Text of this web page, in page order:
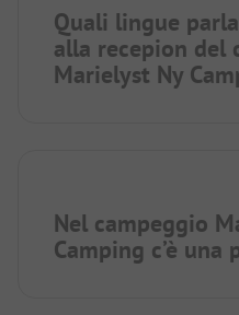
Quali lingue
alla recepion del
Marielyst Ny
Nel campeggio
Camping c’è una